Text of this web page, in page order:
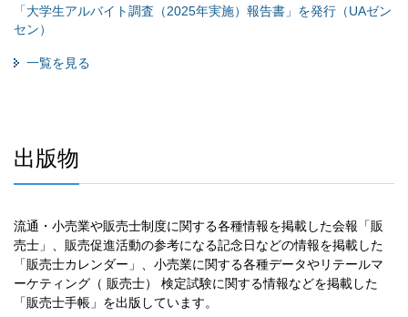
「大学生アルバイト調査（2025年実施）報告書」を発行（UAゼン
セン）
一覧を見る
出版物
流通・小売業や販売士制度に関する各種情報を掲載した会報「販
売士」、販売促進活動の参考になる記念日などの情報を掲載した
「販売士カレンダー」、小売業に関する各種データやリテールマ
ーケティング（ 販売士） 検定試験に関する情報などを掲載した
「販売士手帳」を出版しています。